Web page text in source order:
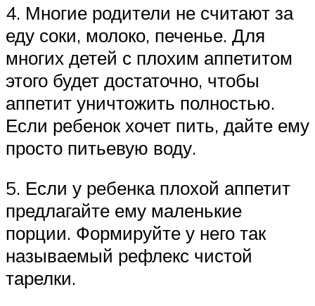
4. Многие родители не считают за
еду соки, молоко, печенье. Для
многих детей с плохим аппетитом
этого будет достаточно, чтобы
аппетит уничтожить полностью.
Если ребенок хочет пить, дайте ему
просто питьевую воду.
5. Если у ребенка плохой аппетит
предлагайте ему маленькие
порции. Формируйте у него так
называемый рефлекс чистой
тарелки.